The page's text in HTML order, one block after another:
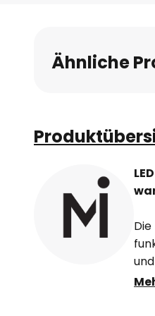
Bildgalerie
springen
Ähnliche
die